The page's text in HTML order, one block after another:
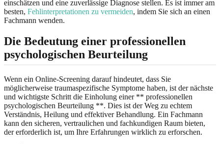
einschätzen und eine zuverlässige Diagnose stellen. Es ist immer am
besten, Fehlinterpretationen zu vermeiden, indem Sie sich an einen
Fachmann wenden.
Die Bedeutung einer professionellen
psychologischen Beurteilung
Wenn ein Online-Screening darauf hindeutet, dass Sie
möglicherweise traumaspezifische Symptome haben, ist der nächste
und wichtigste Schritt die Einholung einer ** professionellen
psychologischen Beurteilung **. Dies ist der Weg zu echtem
Verständnis, Heilung und effektiver Behandlung. Ein Fachmann
kann den sicheren, vertraulichen und fachkundigen Raum bieten,
der erforderlich ist, um Ihre Erfahrungen wirklich zu erforschen.